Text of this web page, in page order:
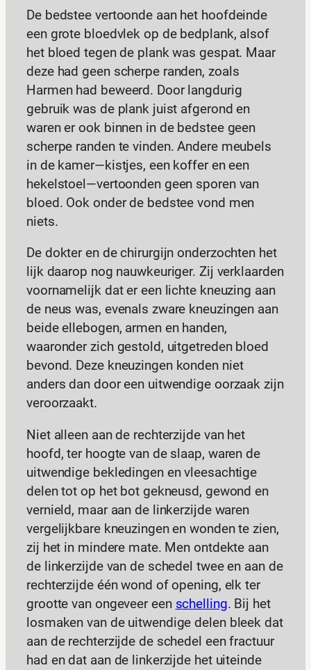
De bedstee vertoonde aan het hoofdeinde
een grote bloedvlek op de bedplank, alsof
het bloed tegen de plank was gespat. Maar
deze had geen scherpe randen, zoals
Harmen had beweerd. Door langdurig
gebruik was de plank juist afgerond en
waren er ook binnen in de bedstee geen
scherpe randen te vinden. Andere meubels
in de kamer—kistjes, een koffer en een
hekelstoel—vertoonden geen sporen van
bloed. Ook onder de bedstee vond men
niets.
De dokter en de chirurgijn onderzochten het
lijk daarop nog nauwkeuriger. Zij verklaarden
voornamelijk dat er een lichte kneuzing aan
de neus was, evenals zware kneuzingen aan
beide ellebogen, armen en handen,
waaronder zich gestold, uitgetreden bloed
bevond. Deze kneuzingen konden niet
anders dan door een uitwendige oorzaak zijn
veroorzaakt.
Niet alleen aan de rechterzijde van het
hoofd, ter hoogte van de slaap, waren de
uitwendige bekledingen en vleesachtige
delen tot op het bot gekneusd, gewond en
vernield, maar aan de linkerzijde waren
vergelijkbare kneuzingen en wonden te zien,
zij het in mindere mate. Men ontdekte aan
de linkerzijde van de schedel twee en aan de
rechterzijde één wond of opening, elk ter
grootte van ongeveer een schelling. Bij het
losmaken van de uitwendige delen bleek dat
aan de rechterzijde de schedel een fractuur
had en dat aan de linkerzijde het uiteinde